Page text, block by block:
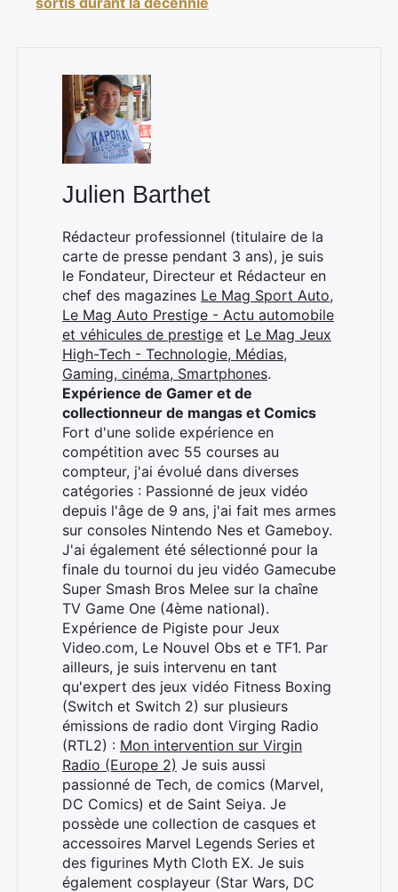
Julien Barthet
Rédacteur professionnel (titulaire de la
carte de presse pendant 3 ans), je suis
le Fondateur, Directeur et Rédacteur en
chef des magazines Le Mag Sport Auto,
Le Mag Auto Prestige - Actu automobile
et véhicules de prestige et Le Mag Jeux
High-Tech - Technologie, Médias,
Gaming, cinéma, Smartphones.
Expérience de Gamer et de
collectionneur de mangas et Comics
Fort d'une solide expérience en
compétition avec 55 courses au
compteur, j'ai évolué dans diverses
catégories : Passionné de jeux vidéo
depuis l'âge de 9 ans, j'ai fait mes armes
sur consoles Nintendo Nes et Gameboy.
J'ai également été sélectionné pour la
finale du tournoi du jeu vidéo Gamecube
Super Smash Bros Melee sur la chaîne
TV Game One (4ème national).
Expérience de Pigiste pour Jeux
Video.com, Le Nouvel Obs et e TF1. Par
ailleurs, je suis intervenu en tant
qu'expert des jeux vidéo Fitness Boxing
(Switch et Switch 2) sur plusieurs
émissions de radio dont Virging Radio
(RTL2) : Mon intervention sur Virgin
Radio (Europe 2) Je suis aussi
passionné de Tech, de comics (Marvel,
DC Comics) et de Saint Seiya. Je
possède une collection de casques et
accessoires Marvel Legends Series et
des figurines Myth Cloth EX. Je suis
également cosplayeur (Star Wars, DC
Rechercher